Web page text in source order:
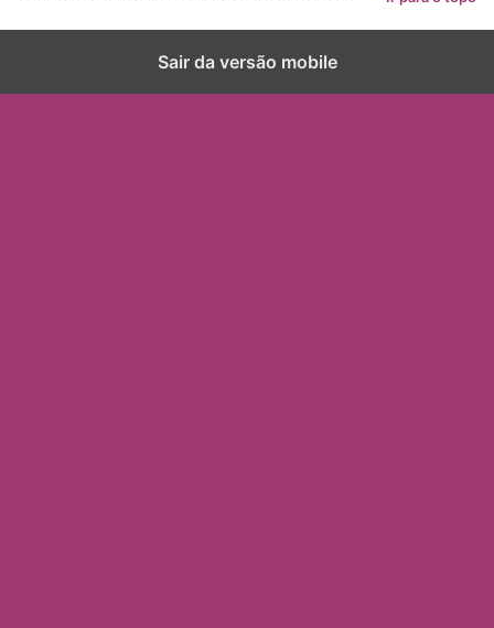
Sair da versão mobile